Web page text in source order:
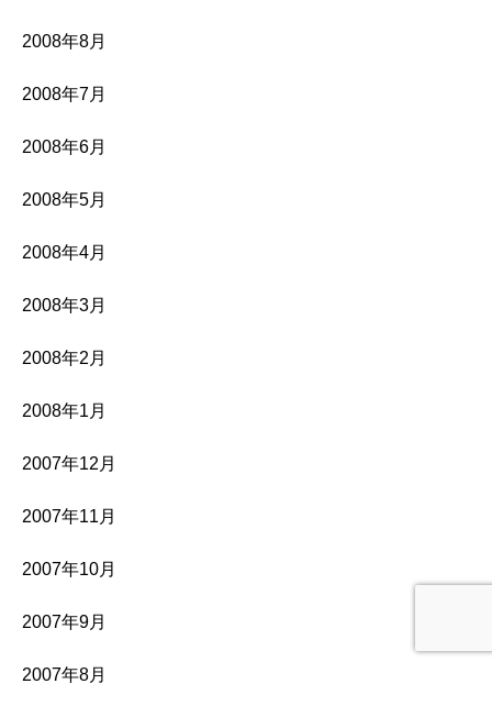
2008年8月
2008年7月
2008年6月
2008年5月
2008年4月
2008年3月
2008年2月
2008年1月
2007年12月
2007年11月
2007年10月
2007年9月
2007年8月